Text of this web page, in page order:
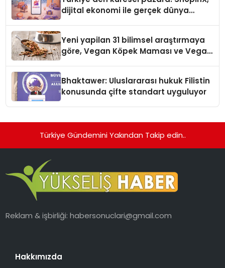
dijital ekonomi ile gerçek dünya
Yeni yapilan 31 bilimsel araştırmaya
göre, Vegan Köpek Maması ve Vegan
Bhaktawer: Uluslararası hukuk Filistin
konusunda çifte standart uyguluyor
Türkiye Gündemini Yakından Takip edin..
Reklam & işbirliği:habersonuclari@gmail.com
Hakkımızda